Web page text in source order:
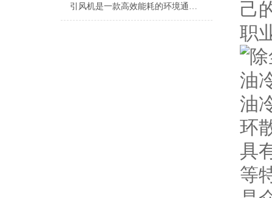
引风机是一款高效能耗的环境通风设备
己
职
油
油
环
具
等